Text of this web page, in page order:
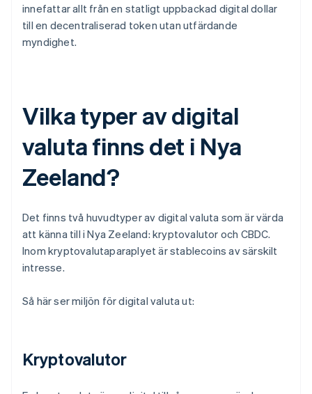
innefattar allt från en statligt uppbackad digital dollar
till en decentraliserad token utan utfärdande
myndighet.
Vilka typer av digital
valuta finns det i Nya
Zeeland?
Det finns två huvudtyper av digital valuta som är värda
att känna till i Nya Zeeland: kryptovalutor och CBDC.
Inom kryptovalutaparaplyet är stablecoins av särskilt
intresse.
Så här ser miljön för digital valuta ut:
Kryptovalutor